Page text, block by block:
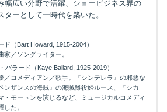
幅広い分野で活躍、ショービジネス界の
ターとして一時代を築いた。
ド（Bart Howard, 1915-2004）
家／ソングライター。
バラード（Kaye Ballard, 1925-2019）
／コメディアン／歌手。『シンデレラ』の邪悪な
ンザンスの海賊』の海賊雑役婦ルース、『シカ
・モートンを演じるなど、ミュージカルコメディ
した。